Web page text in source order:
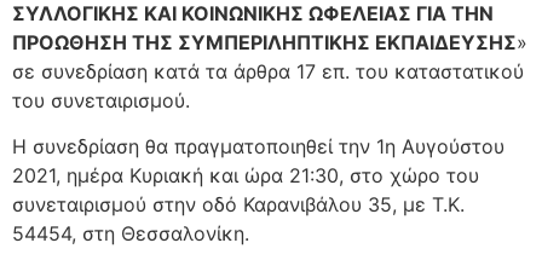
ΣΥΛΛΟΓΙΚΗΣ ΚΑΙ ΚΟΙΝΩΝΙΚΗΣ ΩΦΕΛΕΙΑΣ ΓΙΑ ΤΗΝ
ΠΡΟΩΘΗΣΗ TΗΣ ΣΥΜΠΕΡΙΛΗΠΤΙΚΗΣ ΕΚΠΑΙΔΕΥΣΗΣ»
σε συνεδρίαση κατά τα άρθρα 17 επ. του καταστατικού
του συνεταιρισμού.
Η συνεδρίαση θα πραγματοποιηθεί την 1η Αυγούστου
2021, ημέρα Κυριακή και ώρα 21:30, στο χώρο του
συνεταιρισμού στην οδό Καρανιβάλου 35, με Τ.Κ.
54454, στη Θεσσαλονίκη.